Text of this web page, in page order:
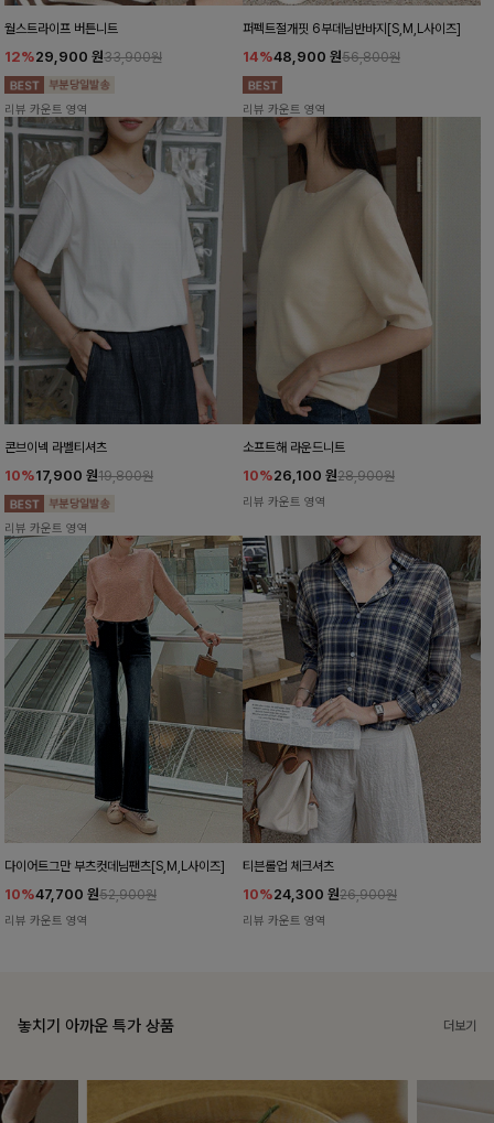
월스트라이프 버튼니트
12%29,900 원33,900원
리뷰 카운트 영역
퍼펙트절개핏 6부데님반바지[S,M,L사이즈]
14%48,900 원56,800원
리뷰 카운트 영역
콘브이넥 라벨티셔츠
10%17,900 원19,800원
리뷰 카운트 영역
소프트해 라운드니트
10%26,100 원28,900원
리뷰 카운트 영역
다이어트그만 부츠컷데님팬츠[S,M,L사이즈]
10%47,700 원52,900원
리뷰 카운트 영역
티븐롤업 체크셔츠
10%24,300 원26,900원
리뷰 카운트 영역
놓치기 아까운 특가 상품 더보기